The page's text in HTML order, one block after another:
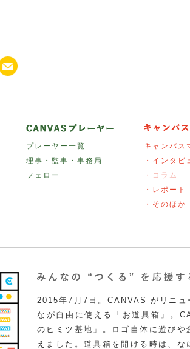
プレーヤー一覧
理事・監事・事務局
フェロー
キャンバス
・インタビ
・コラム
・レポート
・そのほか
2015年7月7日。CANVAS がリニュ
なが自由に使える「お道具箱」。
のヒミツ基地」。ロゴ自体に遊び
えました。道具箱を開ける時は、